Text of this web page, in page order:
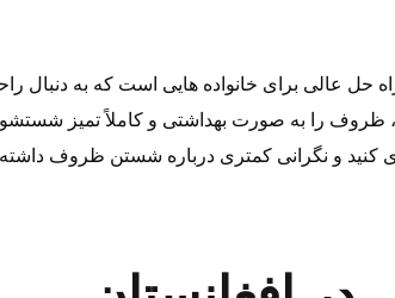
عالی برای خانواده‌ هایی است که به دنبال
ظروف را به‌ صورت بهداشتی و کاملاً تمیز